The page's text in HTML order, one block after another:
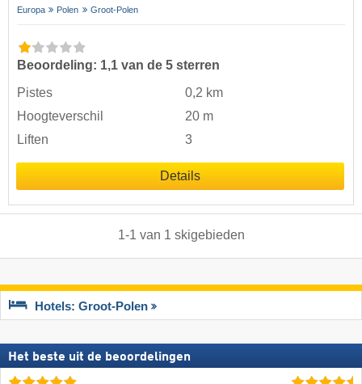
Europa Polen Groot-Polen
Beoordeling: 1,1 van de 5 sterren
Pistes
0,2 km
Hoogteverschil
20 m
Liften
3
Details
1-1 van 1 skigebieden
Hotels: Groot-Polen
Het beste uit de beoordelingen